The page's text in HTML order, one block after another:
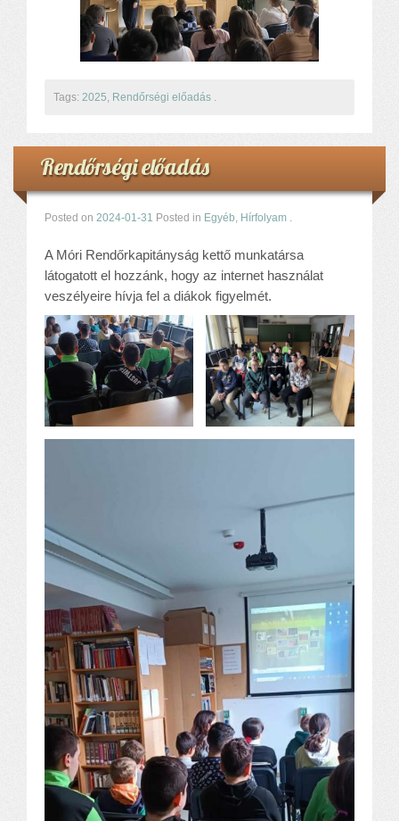
Komplex közlekedés Egészségfejlesztés
Nyelvi vetélkedő
TÁMOP-3.1.6-11/2
Kutyaterápia
RRF-1.2.4-25-2025-00053
Ökoiskola
Fogadóóra
Tájékoztatás
Állásajánlatok
Tags: 2025, Rendőrségi előadás .
Rendőrségi előadás
Posted on 2024-01-31 Posted in Egyéb, Hírfolyam .
A Móri Rendőrkapitányság kettő munkatársa
látogatott el hozzánk, hogy az internet használat
veszélyeire hívja fel a diákok figyelmét.